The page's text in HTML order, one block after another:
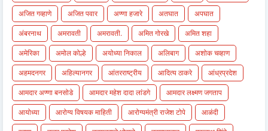
अजित गव्हाणे
अजित पवार अण्णा हजारे अतघात
अपघात
अंबरनाथ
अमरावती अमरावती. अमित गोरखे
अमित शहा
अमेरिका
अमोल कोल्हे अयोध्या निकाल अलिबाग
अशोक चव्हाण
अहमदनगर
अहिल्यानगर आंतरराष्ट्रीय आदित्य ठाकरे
आंध्रप्रदेश
आमदार अण्णा बनसोडे
आमदार महेश दादा लांडगे
आमदार लक्ष्मण जगताप
आयोध्या
आरोग्य विषयक माहिती आरोग्यमंत्री राजेश टोपे
आळंदी